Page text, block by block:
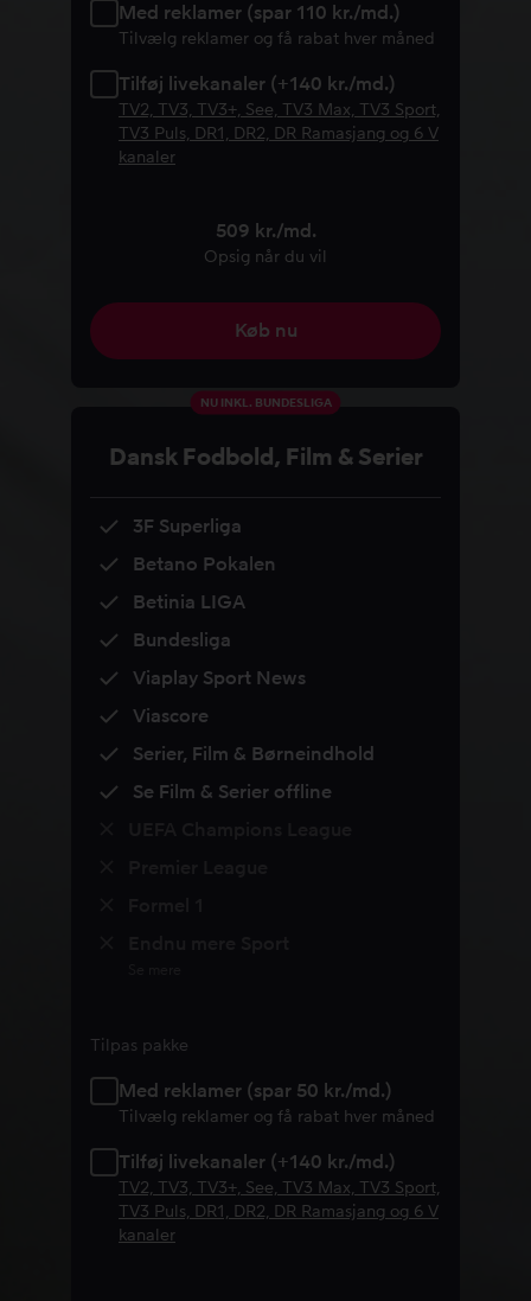
Med reklamer (spar 110 kr./md.)
Tilvælg reklamer og få rabat hver måned
Tilføj livekanaler (+140 kr./md.)
TV2, TV3, TV3+, See, TV3 Max, TV3 Sport,
TV3 Puls, DR1, DR2, DR Ramasjang og 6 V
kanaler
509 kr./md.
Opsig når du vil
Køb nu
NU INKL. BUNDESLIGA
Dansk Fodbold, Film & Serier
3F Superliga
Betano Pokalen
Betinia LIGA
Bundesliga
Viaplay Sport News
Viascore
Serier, Film & Børneindhold
Se Film & Serier offline
Tilpas pakke
Med reklamer (spar 50 kr./md.)
Tilvælg reklamer og få rabat hver måned
Tilføj livekanaler (+140 kr./md.)
TV2, TV3, TV3+, See, TV3 Max, TV3 Sport,
TV3 Puls, DR1, DR2, DR Ramasjang og 6 V
kanaler